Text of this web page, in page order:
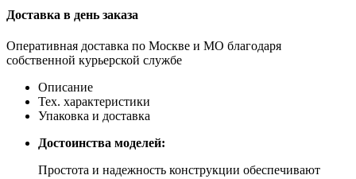
Доставка в день заказа
Оперативная доставка по Москве и МО благодаря
собственной курьерской службе
Описание
Тех. характеристики
Упаковка и доставка
Достоинства моделей:
Простота и надежность конструкции обеспечивают